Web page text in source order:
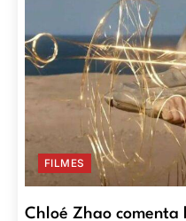
FILMES
Chloé Zhao comenta